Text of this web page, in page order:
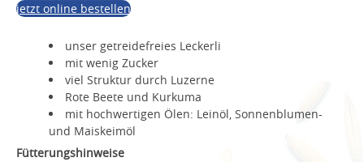
jetzt online bestellen
unser getreidefreies Leckerli
mit wenig Zucker
viel Struktur durch Luzerne
Rote Beete und Kurkuma
mit hochwertigen Ölen: Leinöl, Sonnenblumen-
und Maiskeimöl
Fütterungshinweise